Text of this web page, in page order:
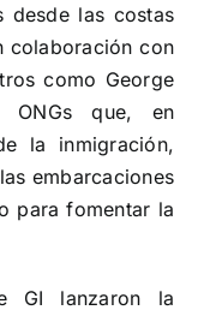
desde las costas
colaboración con
como George
ONGs que, en
la inmigración,
embarcaciones
para fomentar la
GI lanzaron la